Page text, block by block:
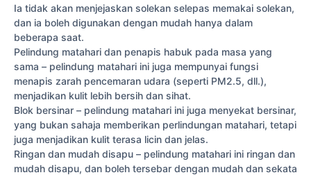
Ia tidak akan menjejaskan solekan selepas memakai solekan,
dan ia boleh digunakan dengan mudah hanya dalam
beberapa saat.
Pelindung matahari dan penapis habuk pada masa yang
sama – pelindung matahari ini juga mempunyai fungsi
menapis zarah pencemaran udara (seperti PM2.5, dll.),
menjadikan kulit lebih bersih dan sihat.
Blok bersinar – pelindung matahari ini juga menyekat bersinar,
yang bukan sahaja memberikan perlindungan matahari, tetapi
juga menjadikan kulit terasa licin dan jelas.
Ringan dan mudah disapu – pelindung matahari ini ringan dan
mudah disapu, dan boleh tersebar dengan mudah dan sekata